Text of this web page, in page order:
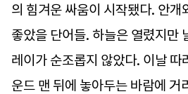
의 힘겨운 싸움이 시작됐다. 안개
좋았을 단어들. 하늘은 열렸지만
레이가 순조롭지 않았다. 이날 따
운드 맨 뒤에 놓아두는 바람에 거